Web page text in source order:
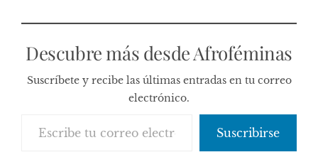
Descubre más desde Afroféminas
Suscríbete y recibe las últimas entradas en tu correo
electrónico.
Suscribirse